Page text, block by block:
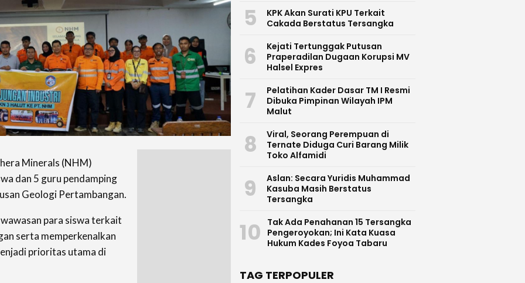
Minerals (NHM)
dan 5 guru pendamping
Geologi Pertambangan.
para siswa terkait
serta memperkenalkan
prioritas utama di
5
KPK Akan Surati KPU Terkait
Cakada Berstatus Tersangka
6
Kejati Tertunggak Putusan
Praperadilan Dugaan Korupsi MV
Halsel Expres
7
Pelatihan Kader Dasar TM I Resmi
Dibuka Pimpinan Wilayah IPM
Malut
8
Viral, Seorang Perempuan di
Ternate Diduga Curi Barang Milik
Toko Alfamidi
9
Aslan: Secara Yuridis Muhammad
Kasuba Masih Berstatus
Tersangka
10
Tak Ada Penahanan 15 Tersangka
Pengeroyokan; Ini Kata Kuasa
Hukum Kades Foyoa Tabaru
TAG TERPOPULER